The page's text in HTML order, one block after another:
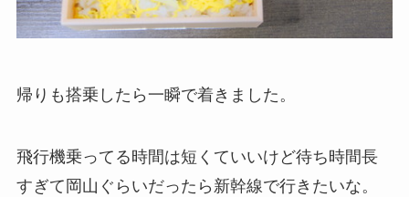
帰りも搭乗したら一瞬で着きました。
飛行機乗ってる時間は短くていいけど待ち時間長
すぎて岡山ぐらいだったら新幹線で行きたいな。